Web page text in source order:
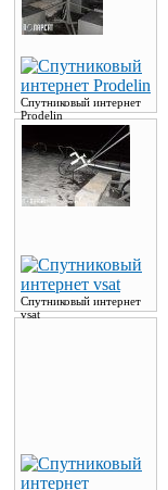
Спутниковый интернет
Prodelin
Спутниковый интернет
vsat